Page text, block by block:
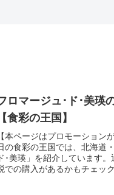
ロマージュ･ド･美瑛
食彩の王国】
本ページはプロモーション
の食彩の王国では、北海道
･美瑛」を紹介しています
での購入があるかもチェッ